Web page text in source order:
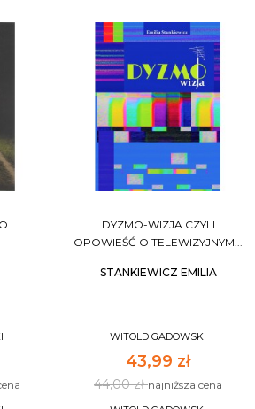
DYZMO-WIZJA CZYLI
OPOWIEŚĆ O TELEWIZYJNYM...
STANKIEWICZ EMILIA
WITOLD GADOWSKI
43,99 zł
44,00 złnajniższa cena